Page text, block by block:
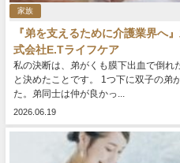
家族
『弟を支えるために介護業界
式会社E.Tライフケア
私の決断は、弟がくも膜下出血で倒れ
と決めたことです。 1つ下に双子の弟
た。弟同士は仲が良かっ...
2026.06.19